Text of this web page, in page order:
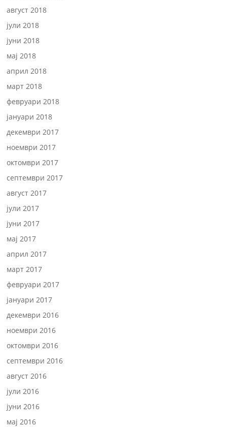
август 2018
јули 2018
јуни 2018
мај 2018
април 2018
март 2018
февруари 2018
јануари 2018
декември 2017
ноември 2017
октомври 2017
септември 2017
август 2017
јули 2017
јуни 2017
мај 2017
април 2017
март 2017
февруари 2017
јануари 2017
декември 2016
ноември 2016
октомври 2016
септември 2016
август 2016
јули 2016
јуни 2016
мај 2016